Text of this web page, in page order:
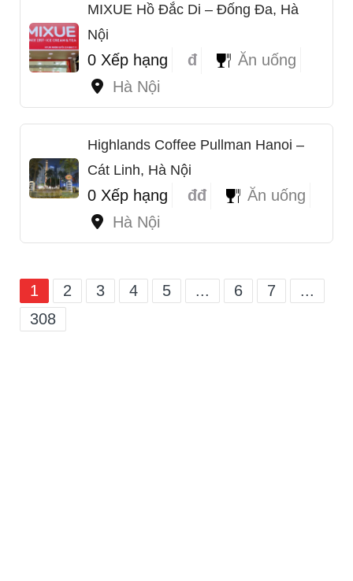
MIXUE Hồ Đắc Di – Đống Đa, Hà
Nội
0 Xếp hạng đ
Ăn uống
Hà Nội
Highlands Coffee Pullman Hanoi –
Cát Linh, Hà Nội
0 Xếp hạng đđ
Ăn uống
Hà Nội
1 2 3 4 5 ... 6 7
...
308